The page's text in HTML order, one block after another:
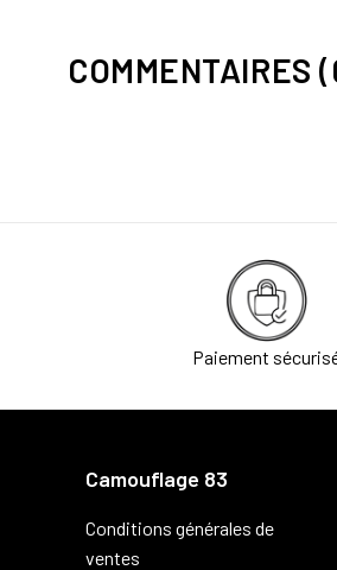
COMMENTAIRES
Paiement
Camouflage 83
Conditions générales de
ventes